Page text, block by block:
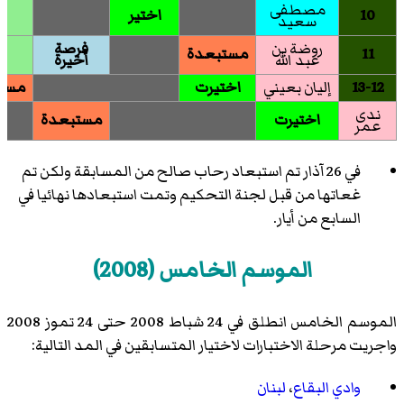
10
مصطفى
سعيد
اختير
11
روضة بن
عبد الله مستبعدة فرصة
أخيرة
13-12
إليان بعيني اختيرت
ندى
عمر اختيرت مستبعدة
في 26 آذار تم استبعاد رحاب صالح من المسابقة ولكن تم
غعاتها من قبل لجنة التحكيم وتمت استبعادها نهائيا في
السابع من أيار.
الموسم الخامس (2008)
الموسم الخامس انطلق في 24 شباط 2008 حتى 24 تموز 2008
واجريت مرحلة الاختبارات لاختيار المتسابقين في المد التالية:
وادي البقاع،لبنان